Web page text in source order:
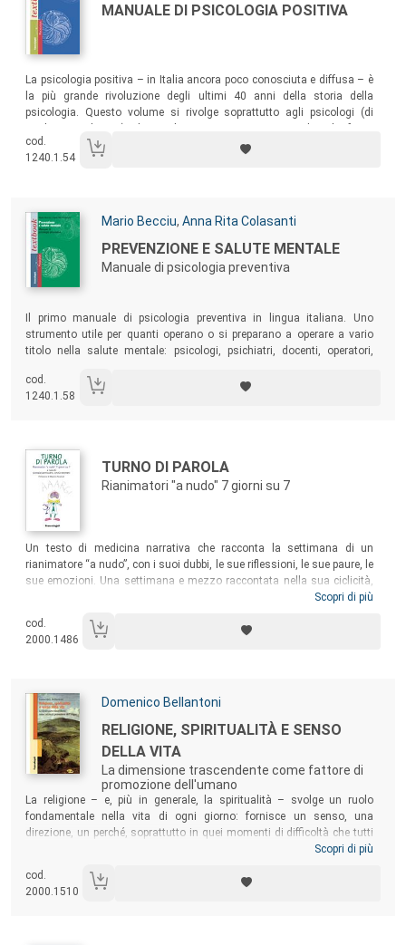
Titolo:
MANUALE DI PSICOLOGIA POSITIVA
Sommario:
La psicologia positiva – in Italia ancora poco conosciuta e diffusa – è
la più grande rivoluzione degli ultimi 40 anni della storia della
psicologia. Questo volume si rivolge soprattutto agli psicologi (di
rivoluzionaria della psicologia positiva e come la psicologia positiva
cambierà – in meglio – la loro professione.
cod.
1240.1.54
Autori:
Mario Becciu, Anna Rita Colasanti
Titolo:
PREVENZIONE E SALUTE MENTALE
Manuale di psicologia preventiva
Il primo manuale di psicologia preventiva in lingua italiana. Uno
strumento utile per quanti operano o si preparano a operare a vario
titolo nella salute mentale: psicologi, psichiatri, docenti, operatori,
disciplina e presenta i contributi salienti in materia di prevenzione in
riferimento ai principali disturbi mentali.
cod.
1240.1.58
Autori:
Titolo:
TURNO DI PAROLA
Rianimatori "a nudo" 7 giorni su 7
Sommario:
Un testo di medicina narrativa che racconta la settimana di un
rianimatore “a nudo”, con i suoi dubbi, le sue riflessioni, le sue paure, le
sue emozioni. Una settimana e mezzo raccontata nella sua ciclicità,
ripetitività apparente, imprevedibile monotonia. Raccontata da chi la
alcuni degli argomenti meno conosciuti di un reparto di Terapia
Intensiva: la cronicità della malattia, il dolore del bambino,
Scopri di più
cod.
2000.1486
Autori:
Domenico Bellantoni
Titolo:
RELIGIONE, SPIRITUALITÀ E SENSO
DELLA VITA
La dimensione trascendente come fattore di
promozione dell'umano
Sommario:
La religione – e, più in generale, la spiritualità – svolge un ruolo
fondamentale nella vita di ogni giorno: fornisce un senso, una
direzione, un perché, soprattutto in quei momenti di difficoltà che tutti
si trovano ad affrontare prima o poi. Seguendo un approccio
interessato ad avvicinarsi al tema religioso e spirituale, quanto a
coloro che, a vario titolo, sono impegnati nella cura della persona, in
Scopri di più
cod.
2000.1510